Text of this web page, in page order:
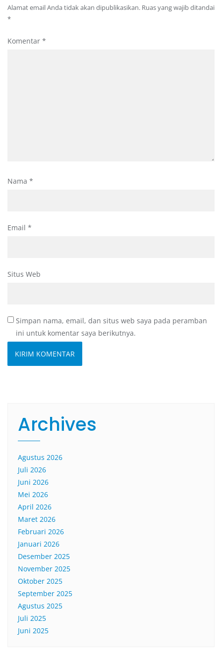
Alamat email Anda tidak akan dipublikasikan. Ruas yang wajib ditandai
*
Komentar *
Nama *
Email *
Situs Web
Simpan nama, email, dan situs web saya pada peramban
ini untuk komentar saya berikutnya.
Archives
Agustus 2026
Juli 2026
Juni 2026
Mei 2026
April 2026
Maret 2026
Februari 2026
Januari 2026
Desember 2025
November 2025
Oktober 2025
September 2025
Agustus 2025
Juli 2025
Juni 2025